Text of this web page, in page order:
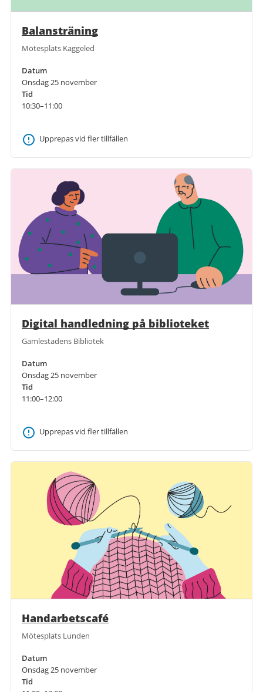
Balansträning
Mötesplats Kaggeled
Datum
Onsdag 25 november
Tid
10:30–11:00
Upprepas vid fler tillfällen
Digital handledning på biblioteket
Gamlestadens Bibliotek
Datum
Onsdag 25 november
Tid
11:00–12:00
Upprepas vid fler tillfällen
Handarbetscafé
Mötesplats Lunden
Datum
Onsdag 25 november
Tid